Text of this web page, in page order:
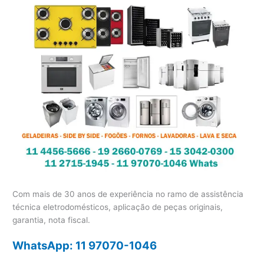
Com mais de 30 anos de experiência no ramo de assistência
técnica eletrodomésticos, aplicação de peças originais,
garantia, nota fiscal.
WhatsApp: 11 97070-1046